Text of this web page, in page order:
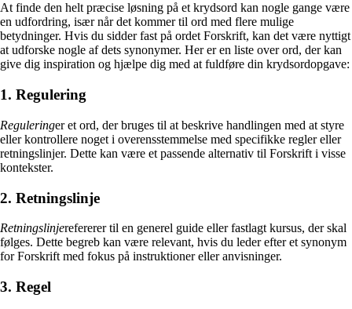
At finde den helt præcise løsning på et krydsord kan nogle gange være
en udfordring, især når det kommer til ord med flere mulige
betydninger. Hvis du sidder fast på ordet Forskrift, kan det være nyttigt
at udforske nogle af dets synonymer. Her er en liste over ord, der kan
give dig inspiration og hjælpe dig med at fuldføre din krydsordopgave:
1. Regulering
Reguleringer et ord, der bruges til at beskrive handlingen med at styre
eller kontrollere noget i overensstemmelse med specifikke regler eller
retningslinjer. Dette kan være et passende alternativ til Forskrift i visse
kontekster.
2. Retningslinje
Retningslinjerefererer til en generel guide eller fastlagt kursus, der skal
følges. Dette begreb kan være relevant, hvis du leder efter et synonym
for Forskrift med fokus på instruktioner eller anvisninger.
3. Regel